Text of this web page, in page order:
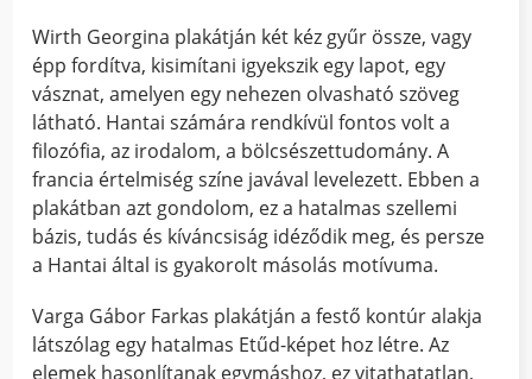
Wirth Georgina plakátján két kéz gyűr össze, vagy
épp fordítva, kisimítani igyekszik egy lapot, egy
vásznat, amelyen egy nehezen olvasható szöveg
látható. Hantai számára rendkívül fontos volt a
filozófia, az irodalom, a bölcsészettudomány. A
francia értelmiség színe javával levelezett. Ebben a
plakátban azt gondolom, ez a hatalmas szellemi
bázis, tudás és kíváncsiság idéződik meg, és persze
a Hantai által is gyakorolt másolás motívuma.
Varga Gábor Farkas plakátján a festő kontúr alakja
látszólag egy hatalmas Etűd-képet hoz létre. Az
elemek hasonlítanak egymáshoz, ez vitathatatlan,